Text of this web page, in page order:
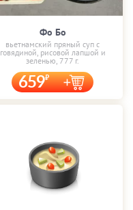
Фо Бо
вьетнамский пряный суп с
говядиной, рисовой лапшой и
зеленью, 777 г.
659